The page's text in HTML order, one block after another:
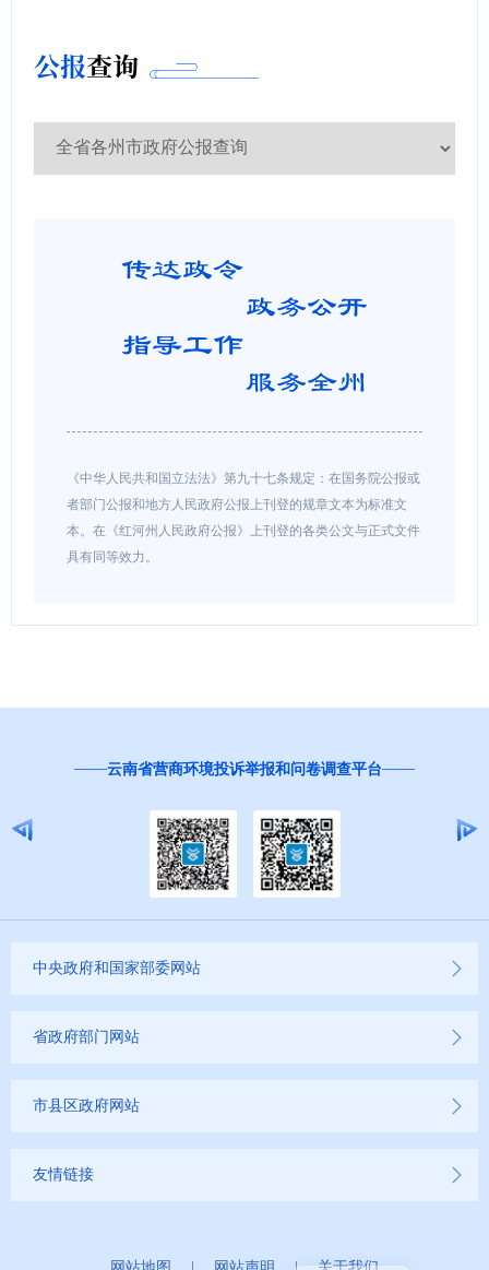
公报查询
《中华人民共和国立法法》第九十七条规定：在国务院公报或
者部门公报和地方人民政府公报上刊登的规章文本为标准文
本。在《红河州人民政府公报》上刊登的各类公文与正式文件
具有同等效力。
云南省营商环境投诉举报和问卷调查平台
中央政府和国家部委网站
省政府部门网站
市县区政府网站
友情链接